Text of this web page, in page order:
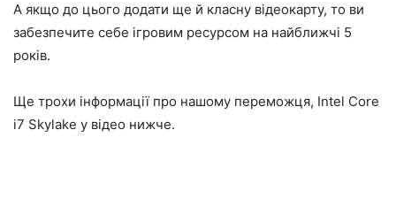
А якщо до цього додати ще й класну відеокарту, то ви
забезпечите себе ігровим ресурсом на найближчі 5
років.
Ще трохи інформації про нашому переможця, Intel Core
i7 Skylake у відео нижче.